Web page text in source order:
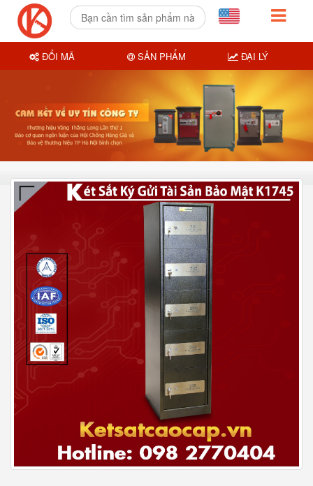
ĐỔI MÃ SẢN PHẨM ĐẠI LÝ